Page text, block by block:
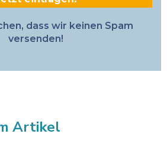
dass wir keinen Spam
versenden!
Artikel